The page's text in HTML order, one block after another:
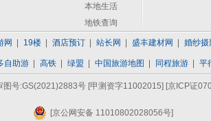
本地生活
地铁查询
网 19楼 酒店预订 站长网 盛丰建材网 婚纱摄
自助游 高铁 绿盟 中国旅游地图 同程旅游 平
号:GS(2021)2883号 [甲测资字11002015] [京ICP证
[京公网安备 11010802028056号]